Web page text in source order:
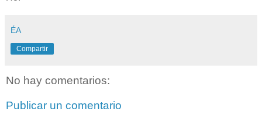
ÉA
Compartir
No hay comentarios:
Publicar un comentario